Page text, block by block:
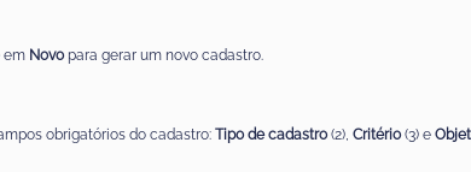
em Novopara gerar um novo cadastro.
obrigatórios do cadastro: Tipo de cadastro (2), Critério(3) e